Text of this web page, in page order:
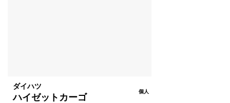
ダイハツ
ハイゼットカーゴ
個人